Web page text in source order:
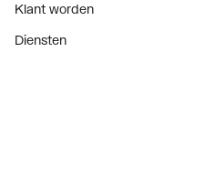
Klant worden
Diensten